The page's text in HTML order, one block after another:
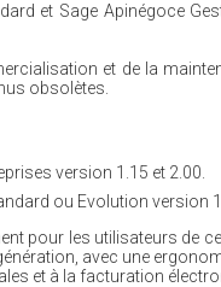
et Sage Apinégoce
et de la
obsolètes.
version 1.15 et 2.00.
ou Evolution version
pour les utilisateurs de
avec une
et à la facturation